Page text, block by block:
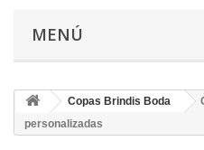
MENÚ
Copas Brindis Boda
personalizadas